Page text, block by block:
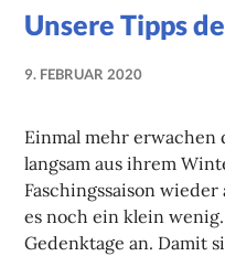
Unsere Tipps
9. FEBRUAR 2020
Einmal mehr
langsam aus ihrem
Faschingssaison
es noch ein klein
Gedenktage an. Damit